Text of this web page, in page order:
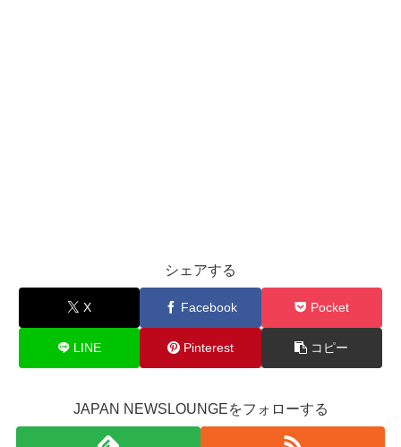
シェアする
X Facebook Pocket
LINE Pinterest コピー
JAPAN NEWSLOUNGEをフォローする